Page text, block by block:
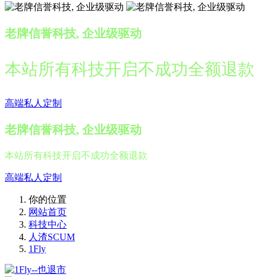
老牌信誉科技, 企业级驱动
本站所有科技开启不成功全额退款
高端私人定制
老牌信誉科技, 企业级驱动
本站所有科技开启不成功全额退款
高端私人定制
你的位置
网站首页
科技中心
人渣SCUM
1Fly